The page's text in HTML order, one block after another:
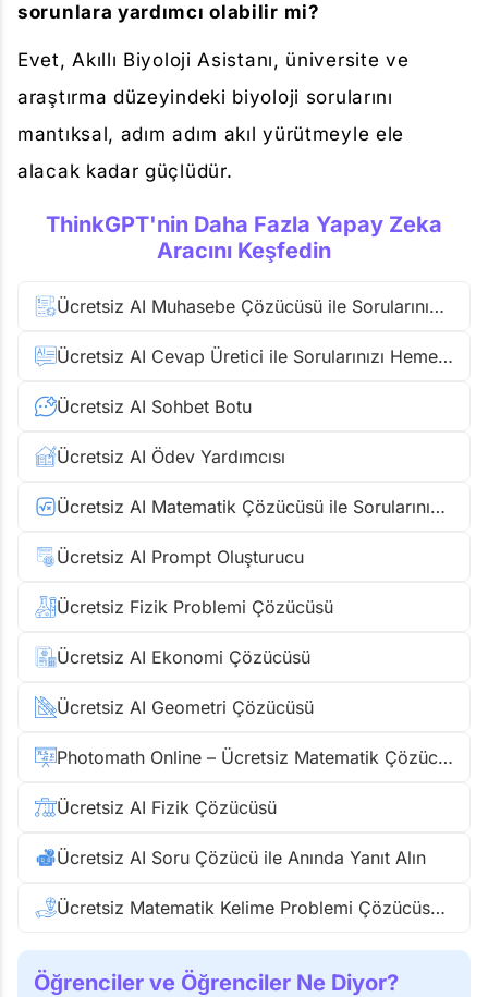
sorunlara yardımcı olabilir mi?
Evet, Akıllı Biyoloji Asistanı, üniversite ve
araştırma düzeyindeki biyoloji sorularını
mantıksal, adım adım akıl yürütmeyle ele
alacak kadar güçlüdür.
ThinkGPT'nin Daha Fazla Yapay Zeka
Aracını Keşfedin
Ücretsiz AI Muhasebe Çözücüsü ile Sorularınızı Anında Çözün
Ücretsiz AI Cevap Üretici ile Sorularınızı Hemen Çözün
Ücretsiz AI Sohbet Botu
Ücretsiz AI Ödev Yardımcısı
Ücretsiz AI Matematik Çözücüsü ile Sorularınızı Anında Çözün
Ücretsiz AI Prompt Oluşturucu
Ücretsiz Fizik Problemi Çözücüsü
Ücretsiz AI Ekonomi Çözücüsü
Ücretsiz AI Geometri Çözücüsü
Photomath Online – Ücretsiz Matematik Çözücüsü
Ücretsiz AI Fizik Çözücüsü
Ücretsiz AI Soru Çözücü ile Anında Yanıt Alın
Ücretsiz Matematik Kelime Problemi Çözücüsü ile Anında Çözün
Öğrenciler ve Öğrenciler Ne Diyor?